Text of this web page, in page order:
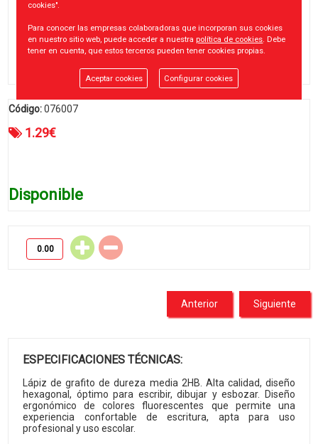
Código:076007
1.29€
Disponible
Siguiente
Anterior
ESPECIFICACIONES TÉCNICAS:
Lápiz de grafito de dureza media 2HB. Alta calidad, diseño
hexagonal, óptimo para escribir, dibujar y esbozar. Diseño
ergonómico de colores fluorescentes que permite una
experiencia confortable de escritura, apta para uso
profesional y uso escolar.
cookies".
Para conocer las empresas colaboradoras que incorporan sus cookies
en nuestro sitio web, puede acceder a nuestra política de cookies. Debe
tener en cuenta, que estos terceros pueden tener cookies propias.
Aceptar cookies Configurar cookies